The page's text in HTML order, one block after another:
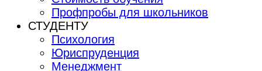
Профпробы для школьников
СТУДЕНТУ
Психология
Юриспруденция
Менеджмент